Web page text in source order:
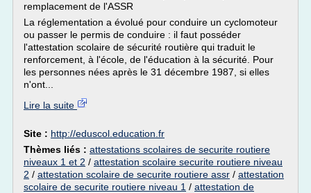
remplacement de l'ASSR
La réglementation a évolué pour conduire un cyclomoteur
ou passer le permis de conduire : il faut posséder
l'attestation scolaire de sécurité routière qui traduit le
renforcement, à l'école, de l'éducation à la sécurité. Pour
les personnes nées après le 31 décembre 1987, si elles
n'ont...
Lire la suite
Site : http://eduscol.education.fr
Thèmes liés : attestations scolaires de securite routiere
niveaux 1 et 2 / attestation scolaire securite routiere niveau
2 / attestation scolaire de securite routiere assr / attestation
scolaire de securite routiere niveau 1 / attestation de